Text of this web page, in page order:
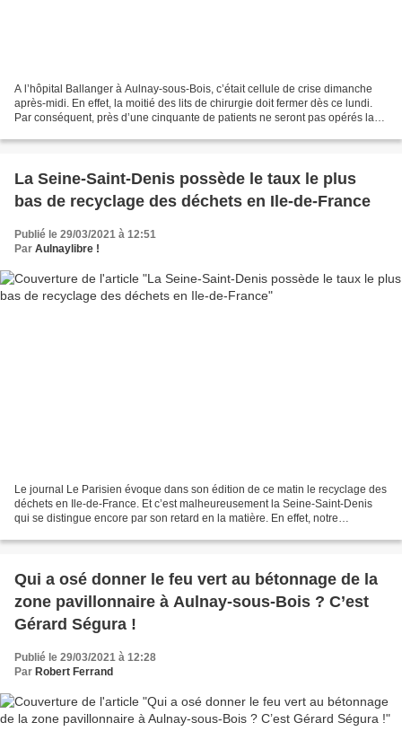
A l’hôpital Ballanger à Aulnay-sous-Bois, c’était cellule de crise dimanche
après-midi. En effet, la moitié des lits de chirurgie doit fermer dès ce lundi.
Par conséquent, près d’une cinquante de patients ne seront pas opérés la
La Seine-Saint-Denis possède le taux le plus
bas de recyclage des déchets en Ile-de-France
Publié le 29/03/2021 à 12:51
Par Aulnaylibre !
Le journal Le Parisien évoque dans son édition de ce matin le recyclage des
déchets en Ile-de-France. Et c’est malheureusement la Seine-Saint-Denis
qui se distingue encore par son retard en la matière. En effet, notre
Qui a osé donner le feu vert au bétonnage de la
zone pavillonnaire à Aulnay-sous-Bois ? C’est
Gérard Ségura !
Publié le 29/03/2021 à 12:28
Par Robert Ferrand